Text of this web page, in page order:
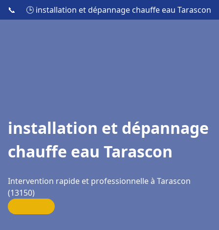
📞 🕒 installation et dépannage chauffe eau Tarascon
installation et dépannage
chauffe eau Tarascon
Intervention rapide et professionnelle à Tarascon
(13150)